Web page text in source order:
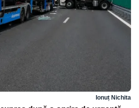
Ionuț Nichita